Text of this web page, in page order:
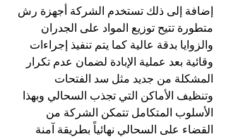
إضافة إلى ذلك تستخدم الشركة أجهزة رش
متطورة تتيح توزيع المواد على الجدران
والزوايا بدقة عالية كما يتم تنفيذ إجراءات
وقائية بعد عملية الإبادة لضمان عدم تكرار
المشكلة من جديد مثل سد الفتحات
وتنظيف الأماكن التي تجذب السحالي وبهذا
الأسلوب المتكامل تتمكن الشركة من
القضاء على السحالي نهائياً بطريقة آمنة